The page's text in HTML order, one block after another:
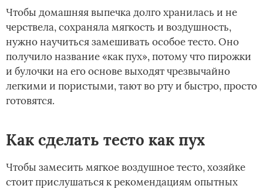
Чтобы домашняя выпечка долго хранилась и не
черствела, сохраняла мягкость и воздушность,
нужно научиться замешивать особое тесто. Оно
получило название «как пух», потому что пирожки
и булочки на его основе выходят чрезвычайно
легкими и пористыми, тают во рту и быстро, просто
готовятся.
Как сделать тесто как пух
Чтобы замесить мягкое воздушное тесто, хозяйке
стоит прислушаться к рекомендациям опытных